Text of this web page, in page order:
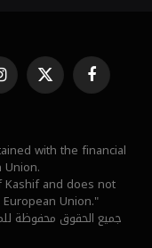
فيسبوك X
(Twitter)
with the financial
and does not
Union."
جميع الحقوق محفوظة